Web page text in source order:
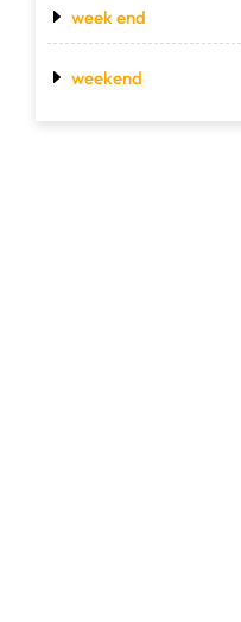
week end
weekend